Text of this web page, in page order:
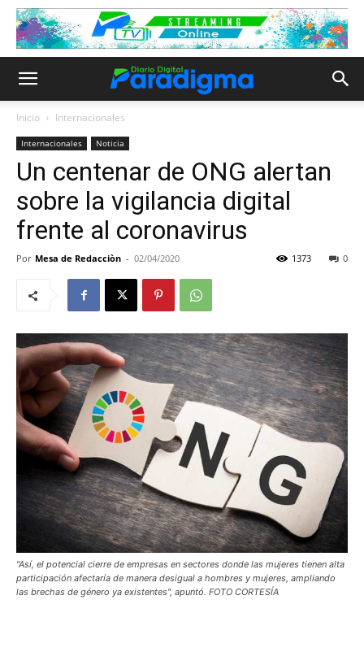
Inicio Internacionales
Internacionales Noticia
Un centenar de ONG alertan
sobre la vigilancia digital
frente al coronavirus
Por Mesa de Redacciòn - 02/04/2020 0
1373
"Así, el potencial cierre de empresas en sectores donde las mujeres tienen alta
participación afectaría de manera desigual a hombres y mujeres, ampliando
las brechas de género ya existentes", apuntó. FOTO CORTESÍA